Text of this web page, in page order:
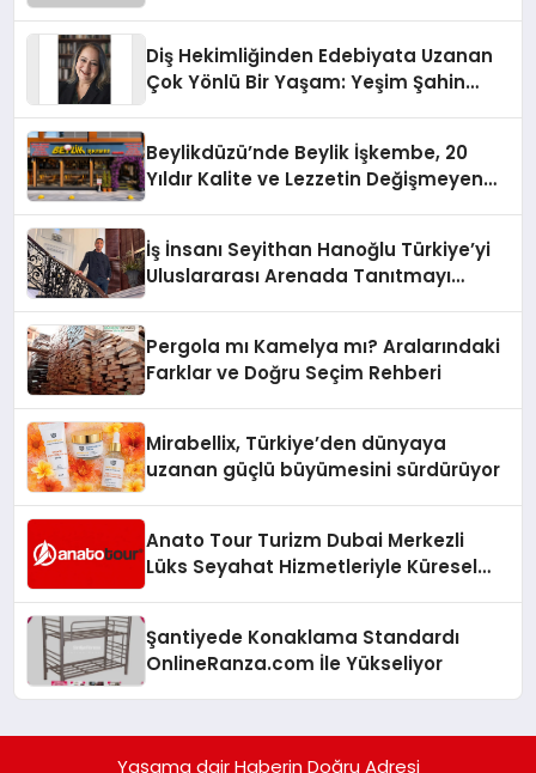
Diş Hekimliğinden Edebiyata Uzanan
Çok Yönlü Bir Yaşam: Yeşim Şahin
Beylikdüzü’nde Beylik İşkembe, 20
Yıldır Kalite ve Lezzetin Değişmeyen
İş İnsanı Seyithan Hanoğlu Türkiye’yi
Uluslararası Arenada Tanıtmayı
Pergola mı Kamelya mı? Aralarındaki
Farklar ve Doğru Seçim Rehberi
Mirabellix, Türkiye’den dünyaya
uzanan güçlü büyümesini sürdürüyor
Anato Tour Turizm Dubai Merkezli
Lüks Seyahat Hizmetleriyle Küresel
Şantiyede Konaklama Standardı
OnlineRanza.com İle Yükseliyor
Yaşama dair Haberin Doğru Adresi